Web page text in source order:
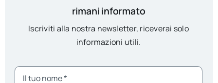
rimani informato
Iscriviti alla nostra newsletter, riceverai solo
informazioni utili.